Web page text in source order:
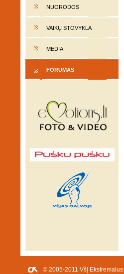
NUORODOS
VAIKŲ STOVYKLA
MEDIA
FORUMAS
© 2005-2011 VšĮ